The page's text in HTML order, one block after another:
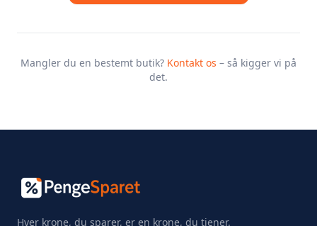
Mangler du en bestemt butik? Kontakt os – så kigger vi på
det.
Hver krone, du sparer, er en krone, du tjener.